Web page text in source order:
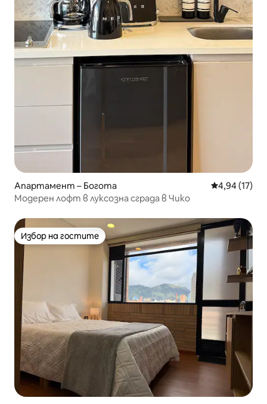
Апартамент – Богота Средна
4,94 (17)
Модерен лофт в луксозна сграда в Чико
Избор на гостите
Избор на гостите